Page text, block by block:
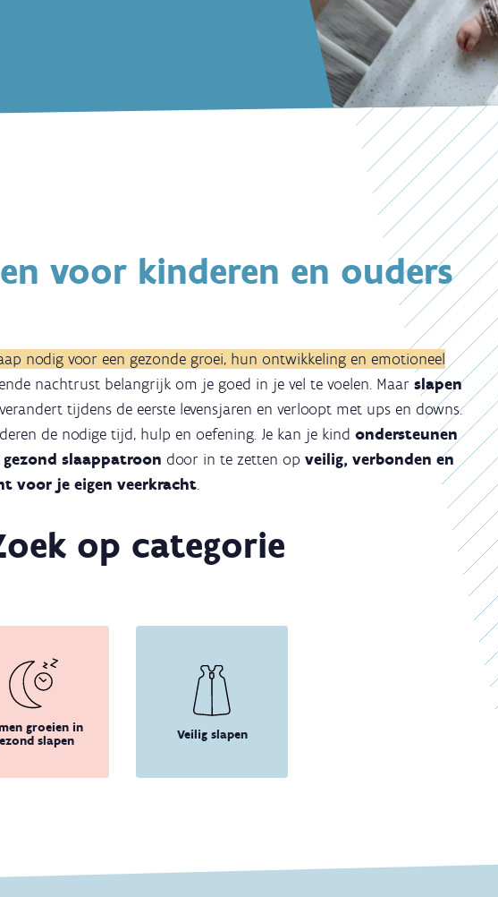
voor kinderen en ouders
nodig voor een gezonde groei, hun ontwikkeling en emotioneel
nachtrust belangrijk om je goed in je vel te voelen. Maar slapen
tijdens de eerste levensjaren en verloopt met ups en downs.
de nodige tijd, hulp en oefening. Je kan je kind ondersteunen
slaappatroon door in te zetten op veilig, verbonden en
voor je eigen veerkracht.
op categorie
groeien in
slapen
Veilig slapen